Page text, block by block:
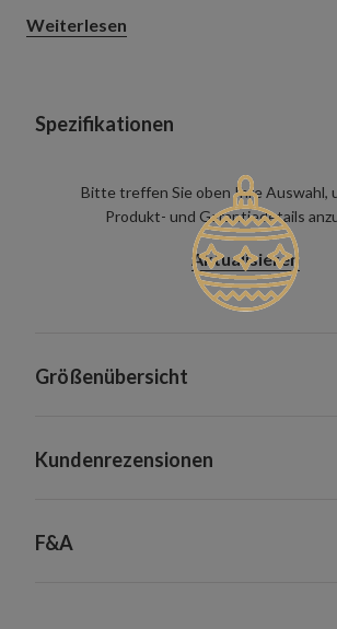
bis hin zu Fluren, Wohnungen und
Weiterlesen
Spezifikationen
Bitte treffen Sie oben Ihre Auswahl,
Produkt- und Garantiedetails
Aktualisieren
Größenübersicht
Kundenrezensionen
F&A